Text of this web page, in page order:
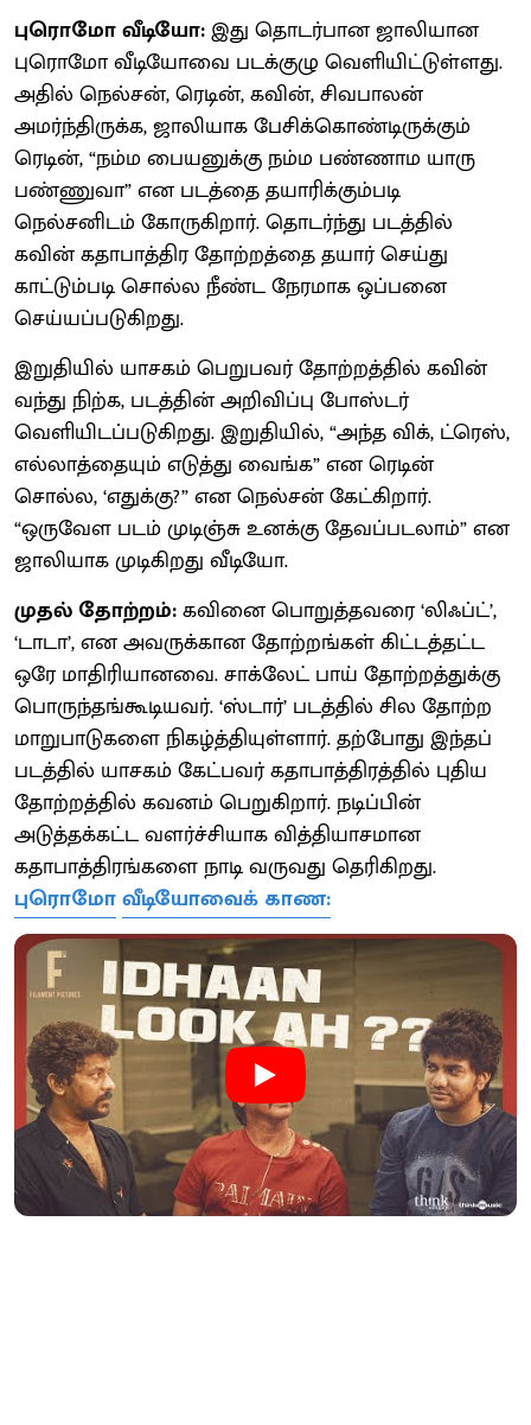
புரொமோ வீடியோ:இது தொடர்பான ஜாலியான
புரொமோ வீடியோவை படக்குழு வெளியிட்டுள்ளது.
அதில் நெல்சன், ரெடின், கவின், சிவபாலன்
அமர்ந்திருக்க, ஜாலியாக பேசிக்கொண்டிருக்கும்
ரெடின், “நம்ம பையனுக்கு நம்ம பண்ணாம யாரு
பண்ணுவா” என படத்தை தயாரிக்கும்படி
நெல்சனிடம் கோருகிறார். தொடர்ந்து படத்தில்
கவின் கதாபாத்திர தோற்றத்தை தயார் செய்து
காட்டும்படி சொல்ல நீண்ட நேரமாக ஒப்பனை
செய்யப்படுகிறது.
இறுதியில் யாசகம் பெறுபவர் தோற்றத்தில் கவின்
வந்து நிற்க, படத்தின் அறிவிப்பு போஸ்டர்
வெளியிடப்படுகிறது. இறுதியில், “அந்த விக், ட்ரெஸ்,
எல்லாத்தையும் எடுத்து வைங்க” என ரெடின்
சொல்ல, ‘எதுக்கு?” என நெல்சன் கேட்கிறார்.
“ஒருவேள படம் முடிஞ்சு உனக்கு தேவப்படலாம்” என
ஜாலியாக முடிகிறது வீடியோ.
முதல் தோற்றம்:கவினை பொறுத்தவரை ‘லிஃப்ட்’,
‘டாடா’, என அவருக்கான தோற்றங்கள் கிட்டத்தட்ட
ஒரே மாதிரியானவை. சாக்லேட் பாய் தோற்றத்துக்கு
பொருந்தங்கூடியவர். ‘ஸ்டார்’ படத்தில் சில தோற்ற
மாறுபாடுகளை நிகழ்த்தியுள்ளார். தற்போது இந்தப்
படத்தில் யாசகம் கேட்பவர் கதாபாத்திரத்தில் புதிய
தோற்றத்தில் கவனம் பெறுகிறார். நடிப்பின்
அடுத்தக்கட்ட வளர்ச்சியாக வித்தியாசமான
கதாபாத்திரங்களை நாடி வருவது தெரிகிறது.
புரொமோவீடியோவைக் காண: